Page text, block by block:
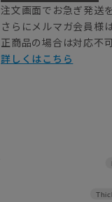
注文画面でお急ぎ発送
さらにメルマガ会員様
正商品の場合は対応不可
詳しくはこちら